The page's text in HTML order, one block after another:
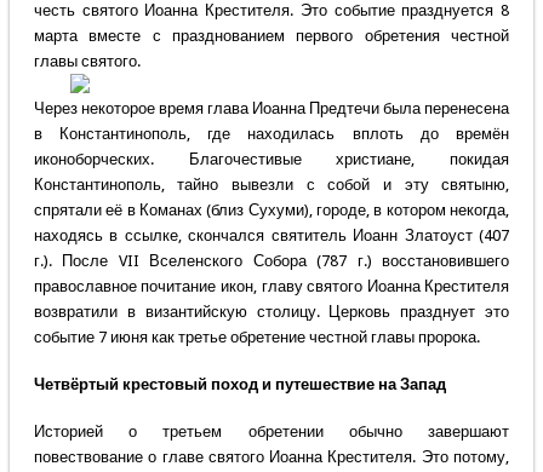
честь святого Иоанна Крестителя. Это событие празднуется 8
марта вместе с празднованием первого обретения честной
главы святого.
Через некоторое время глава Иоанна Предтечи была перенесена
в Константинополь, где находилась вплоть до времён
иконоборческих. Благочестивые христиане, покидая
Константинополь, тайно вывезли с собой и эту святыню,
спрятали её в Команах (близ Сухуми), городе, в котором некогда,
находясь в ссылке, скончался святитель Иоанн Златоуст (407
г.). После VII Вселенского Собора (787 г.) восстановившего
православное почитание икон, главу святого Иоанна Крестителя
возвратили в византийскую столицу. Церковь празднует это
событие 7 июня как третье обретение честной главы пророка.
Четвёртый крестовый поход и путешествие на Запад
Историей о третьем обретении обычно завершают
повествование о главе святого Иоанна Крестителя. Это потому,